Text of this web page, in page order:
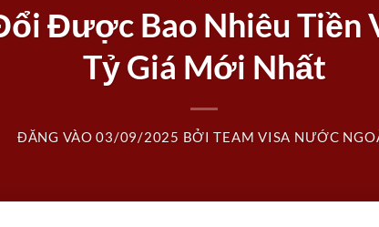
Được Bao Nhiêu Tiền
Tỷ Giá Mới Nhất
ĐĂNG VÀO03/09/2025 BỞITEAM VISA NƯỚC